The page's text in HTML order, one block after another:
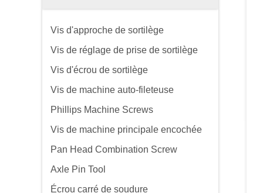
Vis d'approche de sortilège
Vis de réglage de prise de sortilège
Vis d'écrou de sortilège
Vis de machine auto-fileteuse
Phillips Machine Screws
Vis de machine principale encochée
Pan Head Combination Screw
Axle Pin Tool
Écrou carré de soudure